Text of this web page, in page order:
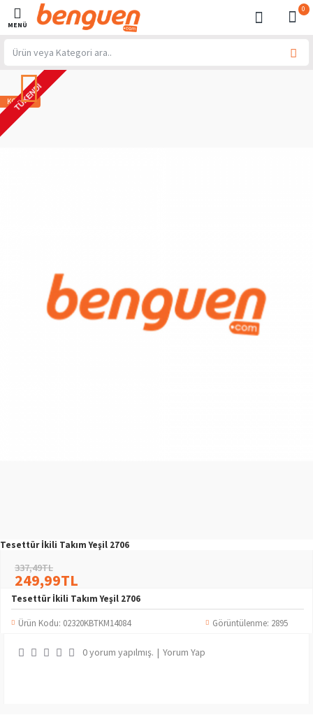
0
KOMBIN
TÜKENDI
Tesettür İkili Takım Yeşil 2706
Tesettür İkili Takım Yeşil 2706
Ürün Kodu: 02320KBTKM14084 Görüntülenme: 2895
0 yorum yapılmış. | Yorum Yap
249,99TL
337,49TL